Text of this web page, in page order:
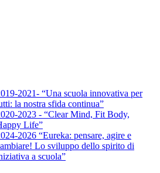
2021- “Una scuola innovativa per
la nostra sfida continua”
2023 - “Clear Mind, Fit Body,
Life”
2026 “Eureka: pensare, agire e
Lo sviluppo dello spirito di
a scuola”